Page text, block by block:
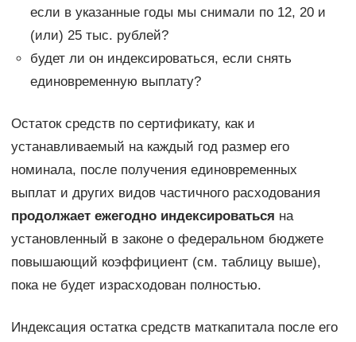
если в указанные годы мы снимали по 12, 20 и
(или) 25 тыс. рублей?
будет ли он индексироваться, если снять
единовременную выплату?
Остаток средств по сертификату, как и
устанавливаемый на каждый год размер его
номинала, после получения единовременных
выплат и других видов частичного расходования
продолжает ежегодно индексироваться на
установленный в законе о федеральном бюджете
повышающий коэффициент (см. таблицу выше),
пока не будет израсходован полностью.
Индексация остатка средств маткапитала после его